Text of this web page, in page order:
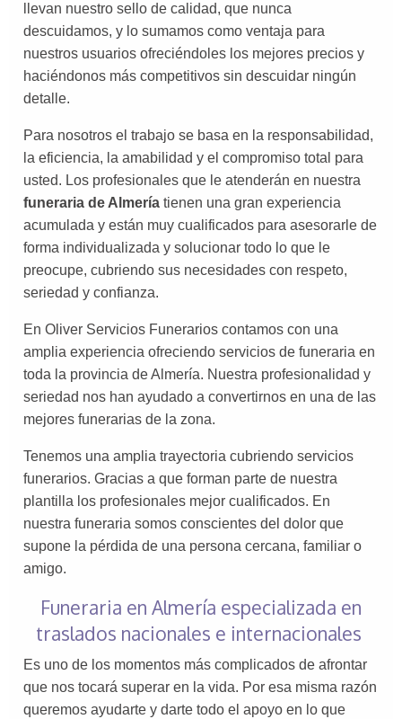
llevan nuestro sello de calidad, que nunca
descuidamos, y lo sumamos como ventaja para
nuestros usuarios ofreciéndoles los mejores precios y
haciéndonos más competitivos sin descuidar ningún
detalle.
Para nosotros el trabajo se basa en la responsabilidad,
la eficiencia, la amabilidad y el compromiso total para
usted. Los profesionales que le atenderán en nuestra
funeraria de Almería tienen una gran experiencia
acumulada y están muy cualificados para asesorarle de
forma individualizada y solucionar todo lo que le
preocupe, cubriendo sus necesidades con respeto,
seriedad y confianza.
En Oliver Servicios Funerarios contamos con una
amplia experiencia ofreciendo servicios de funeraria en
toda la provincia de Almería. Nuestra profesionalidad y
seriedad nos han ayudado a convertirnos en una de las
mejores funerarias de la zona.
Tenemos una amplia trayectoria cubriendo servicios
funerarios. Gracias a que forman parte de nuestra
plantilla los profesionales mejor cualificados. En
nuestra funeraria somos conscientes del dolor que
supone la pérdida de una persona cercana, familiar o
amigo.
Funeraria en Almería especializada en
traslados nacionales e internacionales
Es uno de los momentos más complicados de afrontar
que nos tocará superar en la vida. Por esa misma razón
queremos ayudarte y darte todo el apoyo en lo que